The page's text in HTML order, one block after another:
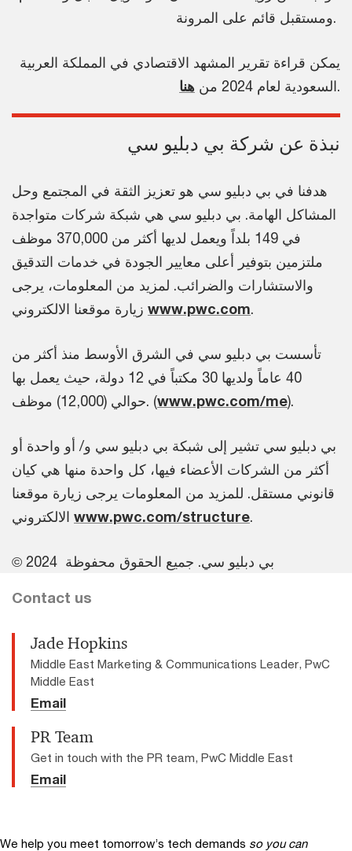
ومستقبل قائم على المرونة.
يمكن قراءة تقرير المشهد الاقتصادي في المملكة العربية
السعودية لعام 2024 من
هنا .
نبذة عن شركة بي دبليو سي
هدفنا في بي دبليو سي هو تعزيز الثقة في المجتمع وحل
المشاكل الهامة. بي دبليو سي هي شبكة شركات متواجدة
في 149 بلداً ويعمل لديها أكثر من 370,000 موظف
ملتزمين بتوفير أعلى معايير الجودة في خدمات التدقيق
والاستشارات والضرائب. لمزيد من المعلومات، يرجى
www.pwc.com.
تأسست بي دبليو سي في الشرق الأوسط منذ أكثر من
40 عاماً ولديها 30 مكتباً في 12 دولة، حيث يعمل بها
حوالي (12,000) موظف. (www.pwc.com/me).
بي دبليو سي تشير إلى شبكة بي دبليو سي و/ أو واحدة أو
أكثر من الشركات الأعضاء فيها، كل واحدة منها هي كيان
قانوني مستقل. للمزيد من المعلومات يرجى زيارة موقعنا
www.pwc.com/structure.
© 2024 بي دبليو سي. جميع الحقوق محفوظة
Contact us
Jade Hopkins
Middle East Marketing & Communications Leader, PwC
Middle East
Email
PR Team
Get in touch with the PR team, PwC Middle East
Email
We help you meet tomorrow’s tech demands so you can